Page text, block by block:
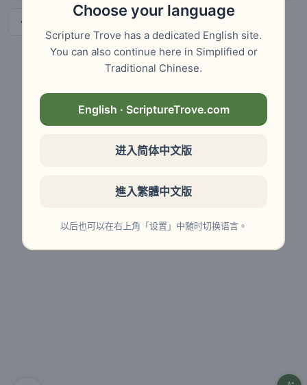
Choose your language
Scripture Trove has a dedicated English site.
You can also continue here in Simplified or
Traditional Chinese.
English · ScriptureTrove.com
进入简体中文版
進入繁體中文版
以后也可以在右上角「设置」中随时切换语言。